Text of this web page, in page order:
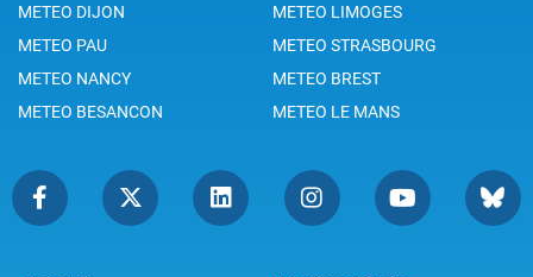
METEO DIJON
METEO LIMOGES
METEO PAU
METEO STRASBOURG
METEO NANCY
METEO BREST
METEO BESANCON
METEO LE MANS